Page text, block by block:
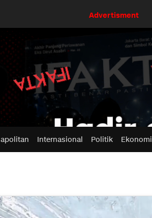
Advertisment
Internasional Politik Ekonomi